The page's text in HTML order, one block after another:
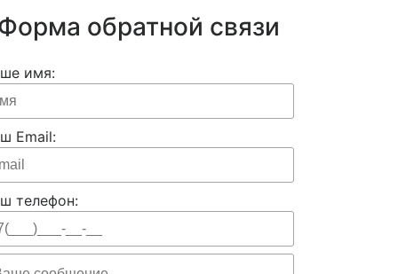
обратной связи
имя:
Email:
телефон: